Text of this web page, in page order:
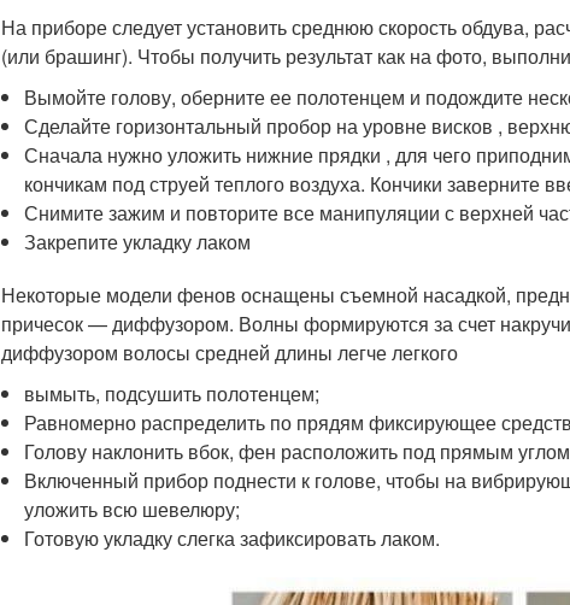
На приборе следует установить среднюю скорость обдува,
(или брашинг). Чтобы получить результат как на фото,
Вымойте голову, оберните ее полотенцем и подождите
Сделайте горизонтальный пробор на уровне висков ,
Сначала нужно уложить нижние прядки , для чего
кончикам под струей теплого воздуха. Кончики заверните
Снимите зажим и повторите все манипуляции с верхней
Закрепите укладку лаком
Некоторые модели фенов оснащены съемной насадкой,
причесок — диффузором. Волны формируются за счет
диффузором волосы средней длины легче легкого
вымыть, подсушить полотенцем;
Равномерно распределить по прядям фиксирующее
Голову наклонить вбок, фен расположить под прямым
Включенный прибор поднести к голове, чтобы на
уложить всю шевелюру;
Готовую укладку слегка зафиксировать лаком.